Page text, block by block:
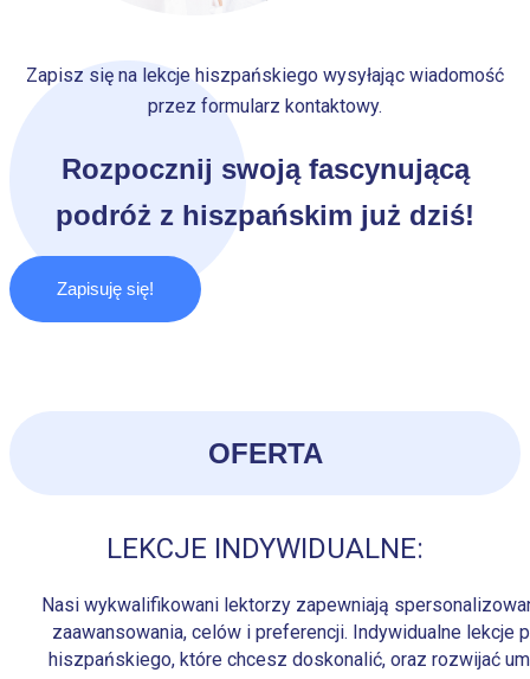
Zapisz się na lekcje hiszpańskiego wysyłając wiadomość
przez formularz kontaktowy.
Rozpocznij swoją fascynującą
podróż z hiszpańskim już dziś!
Zapisuję się!
OFERTA
LEKCJE INDYWIDUALNE:
Nasi wykwalifikowani lektorzy zapewniają
zaawansowania, celów i preferencji. Indywidualne lekcje
hiszpańskiego, które chcesz doskonalić, oraz rozwijać